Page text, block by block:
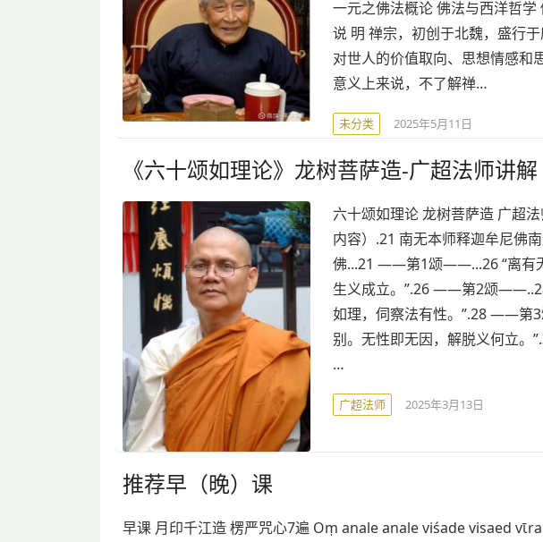
一元之佛法概论 佛法与西洋哲
说 明 禅宗，初创于北魏，盛行
对世人的价值取向、思想情感和
意义上来说，不了解禅…
未分类 2025年5月11日
《六十颂如理论》龙树菩萨造-广超法师讲解
六十颂如理论 龙树菩萨造 广超
内容）.21 南无本师释迦牟尼佛
佛...21 ——第1颂——...26 “离有
生义成立。”.26 ——第2颂
如理，伺察法有性。”.28 ——第
别。无性即无因，解脱义何立
…
广超法师 2025年3月13日
推荐早（晚）课
早课 月印千江造 楞严咒心7遍 Oṃ anale anale viśade visaed